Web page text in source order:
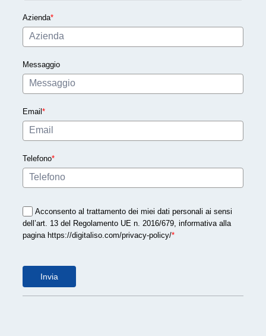
Azienda*
Messaggio
Email *
Telefono*
Acconsento al trattamento dei miei dati personali ai sensi
dell’art. 13 del Regolamento UE n. 2016/679, informativa alla
pagina https://digitaliso.com/privacy-policy/*
Invia